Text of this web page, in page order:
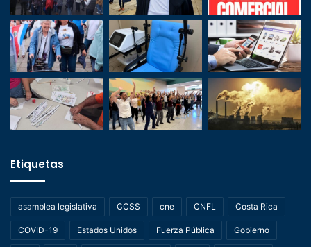
Etiquetas
asamblea legislativa CCSS cne CNFL Costa Rica
COVID-19 Estados Unidos Fuerza Pública Gobierno